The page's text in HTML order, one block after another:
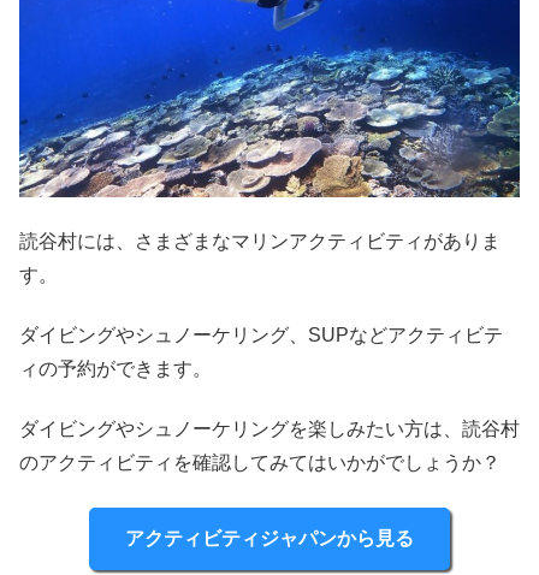
読谷村には、さまざまなマリンアクティビティがありま
す。
ダイビングやシュノーケリング、SUPなどアクティビテ
ィの予約ができます。
ダイビングやシュノーケリングを楽しみたい方は、読谷村
のアクティビティを確認してみてはいかがでしょうか？
アクティビティジャパンから見る